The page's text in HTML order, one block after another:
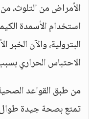
الأمراض من التلوث،
استخدام الأسمدة
البترولية، والآن الخبر
الاحتباس الحراري
من طبق القواعد
تمتع بصحة جيدة